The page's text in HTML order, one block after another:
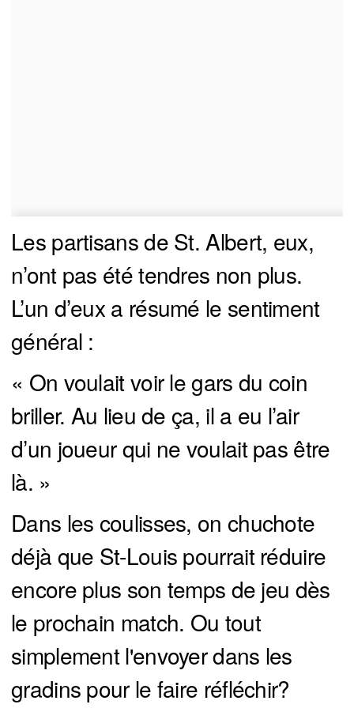
Les partisans de St. Albert, eux,
n’ont pas été tendres non plus.
L’un d’eux a résumé le sentiment
général :
« On voulait voir le gars du coin
briller. Au lieu de ça, il a eu l’air
d’un joueur qui ne voulait pas être
là. »
Dans les coulisses, on chuchote
déjà que St-Louis pourrait réduire
encore plus son temps de jeu dès
le prochain match. Ou tout
simplement l'envoyer dans les
gradins pour le faire réfléchir?